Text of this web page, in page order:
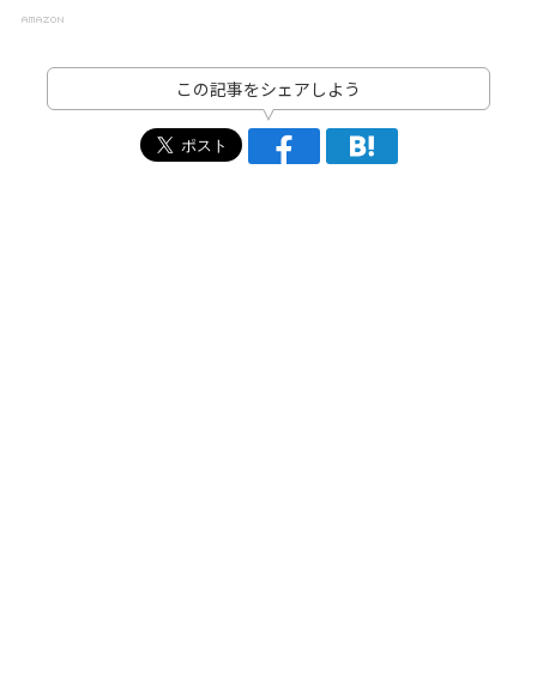
この記事をシェアしよう